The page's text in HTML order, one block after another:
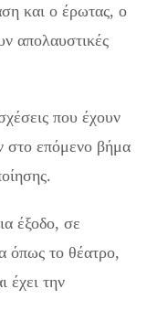
και ο έρωτας, ο
απολαυστικές
που έχουν
στο επόμενο βήμα
έξοδο, σε
όπως το θέατρο,
έχει την